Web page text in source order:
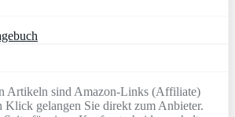
Artikeln sind Amazon-Links (Affiliate)
Klick gelangen Sie direkt zum Anbieter.